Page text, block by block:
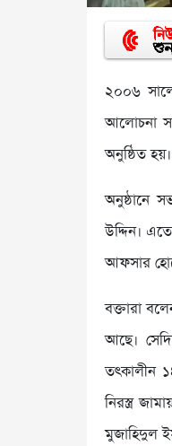
২০০৬
আলোচনা
অনুষ্ঠিত হয়।
অনুষ্ঠানে
উদ্দিন।
আফসার
বক্তারা
আছে।
তৎকালীন
নিরস্ত্র
মুজাহিদুল